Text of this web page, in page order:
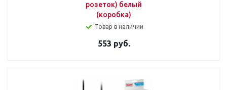
розеток) белый
(коробка)
Товар в наличии
553 руб.